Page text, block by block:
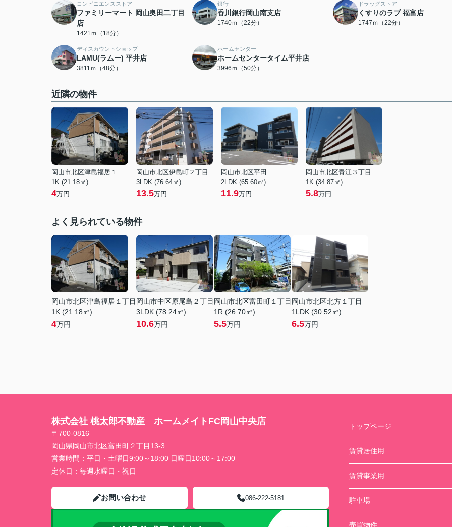
コンビニエンスストア
ファミリーマート 岡山奥田二丁目
店
1421ｍ（18分）
銀行
香川銀行岡山南支店
1740ｍ（22分）
ドラッグストア
くすりのラブ 福富店
1747ｍ（22分）
ディスカウントショップ
LAMU(ラムー) 平井店
3811ｍ（48分）
ホームセンター
ホームセンタータイム平井店
3996ｍ（50分）
近隣の物件
岡山市北区津島福居１丁目
1K (21.18㎡)
4万円
岡山市北区伊島町２丁目
3LDK (76.64㎡)
13.5万円
岡山市北区平田
2LDK (65.60㎡)
11.9万円
岡山市北区青江３丁目
1K (34.87㎡)
5.8万円
よく見られている物件
岡山市北区津島福居１丁目
1K (21.18㎡)
4万円
岡山市中区原尾島２丁目
3LDK (78.24㎡)
10.6万円
岡山市北区富田町１丁目
1R (26.70㎡)
5.5万円
岡山市北区北方１丁目
1LDK (30.52㎡)
6.5万円
株式会社 桃太郎不動産 ホームメイトFC岡山中央店
〒700-0816
岡山県岡山市北区富田町２丁目13-3
営業時間： 平日・土曜日9:00～18:00 日曜日10:00～17:00
定休日： 毎週水曜日・祝日
お問い合わせ 086-222-5181
トップページ
賃貸居住用
賃貸事業用
駐車場
売買物件